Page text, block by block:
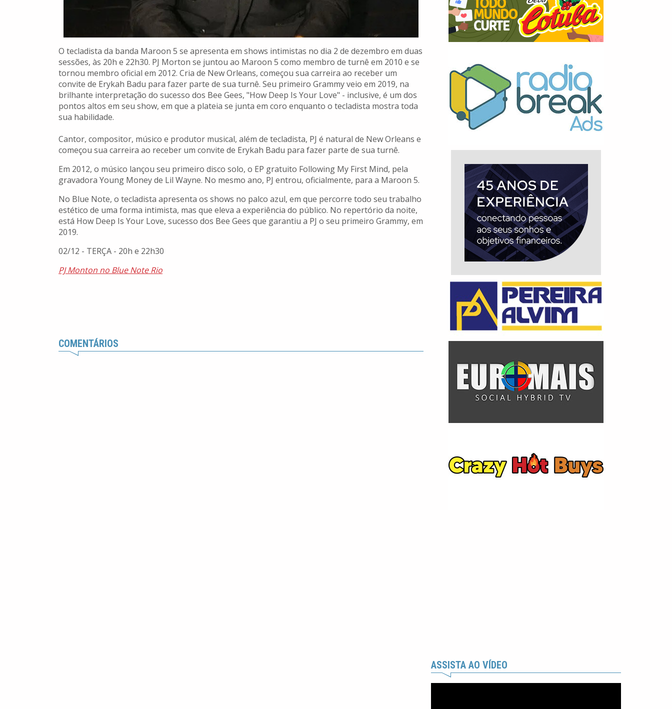
O tecladista da banda Maroon 5 se apresenta em shows intimistas no dia 2 de dezembro em duas
sessões, às 20h e 22h30. PJ Morton se juntou ao Maroon 5 como membro de turnê em 2010 e se
tornou membro oficial em 2012. Cria de New Orleans, começou sua carreira ao receber um
convite de Erykah Badu para fazer parte de sua turnê. Seu primeiro Grammy veio em 2019, na
brilhante interpretação do sucesso dos Bee Gees, "How Deep Is Your Love" - inclusive, é um dos
pontos altos em seu show, em que a plateia se junta em coro enquanto o tecladista mostra toda
sua habilidade.
Cantor, compositor, músico e produtor musical, além de tecladista, PJ é natural de New Orleans e
começou sua carreira ao receber um convite de Erykah Badu para fazer parte de sua turnê.
Em 2012, o músico lançou seu primeiro disco solo, o EP gratuito Following My First Mind, pela
gravadora Young Money de Lil Wayne. No mesmo ano, PJ entrou, oficialmente, para a Maroon 5.
No Blue Note, o tecladista apresenta os shows no palco azul, em que percorre todo seu trabalho
estético de uma forma intimista, mas que eleva a experiência do público. No repertório da noite,
está How Deep Is Your Love, sucesso dos Bee Gees que garantiu a PJ o seu primeiro Grammy, em
2019.
02/12 - TERÇA - 20h e 22h30
PJ Monton no Blue Note Rio
COMENTÁRIOS
ASSISTA AO VÍDEO